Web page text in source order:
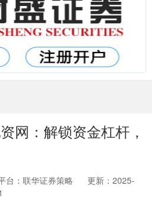
网：解锁资金杠杆，
台：联华证券策略
更新：2025-